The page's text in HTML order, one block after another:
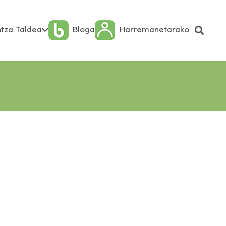
Taldea Bloga Harremanetarako